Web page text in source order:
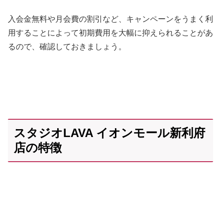
入会金無料や月会費の割引など、キャンペーンをうまく利
用することによって初期費用を大幅に抑えられることがあ
るので、確認しておきましょう。
スタジオLAVA イオンモール新利府
店の特徴